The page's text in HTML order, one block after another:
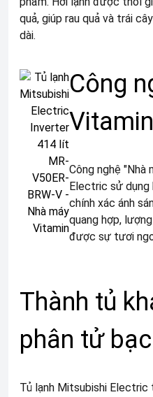
quả, giúp rau quả và trái
dài.
Công
Công nghệ "Nhà
Electric sử dụng
chính xác ánh
quang hợp,
được sự tươi
Thành tủ
phân tử bạc
Tủ lạnh Mitsubishi Electric